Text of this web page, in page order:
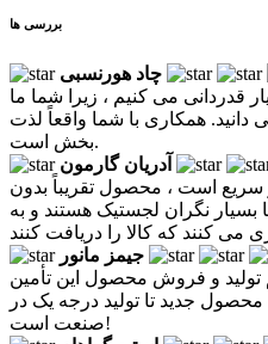
بررسی ها
چاد هورنسبی
قدردانی می کنیم ، زیرا شما ما
همکاری با شما واقعاً لذت
بخش است.
آدریان گارمون
سریع است ، محصول تقریباً بدون
نگران لجستیک هستند و به
جیمز مانور
تولید و فروش محصول این تأمین
جدید تا تولید درجه یک در
صنعت است!